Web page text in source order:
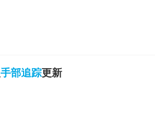
手部追踪更新